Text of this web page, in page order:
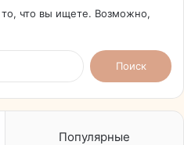
что вы ищете. Возможно,
Найти:
Популярные